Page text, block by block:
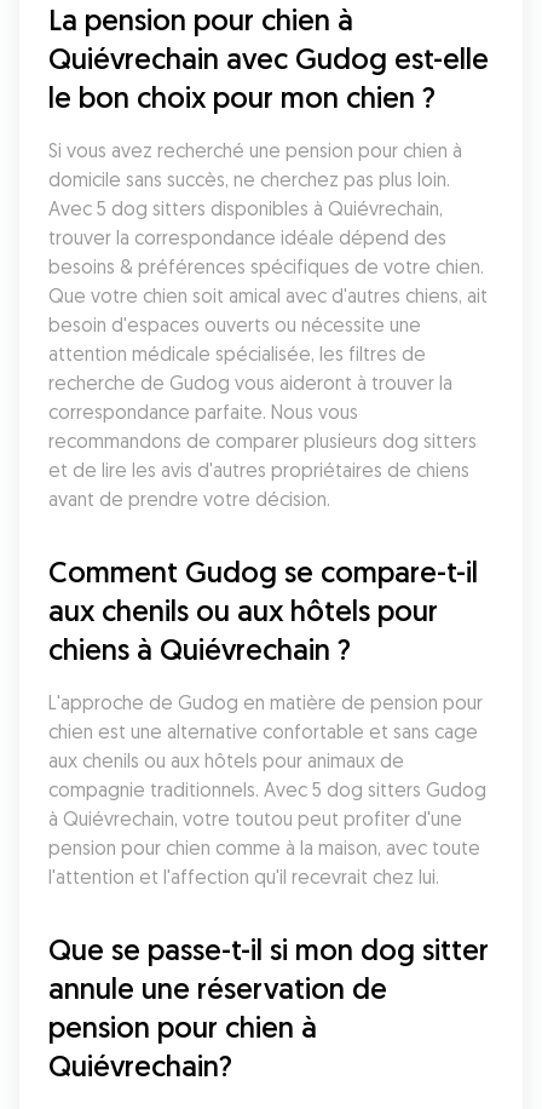
La pension pour chien à
Quiévrechain avec Gudog est-elle
le bon choix pour mon chien ?
Si vous avez recherché une pension pour chien à
domicile sans succès, ne cherchez pas plus loin.
Avec 5 dog sitters disponibles à Quiévrechain,
trouver la correspondance idéale dépend des
besoins & préférences spécifiques de votre chien.
Que votre chien soit amical avec d'autres chiens, ait
besoin d'espaces ouverts ou nécessite une
attention médicale spécialisée, les filtres de
recherche de Gudog vous aideront à trouver la
correspondance parfaite. Nous vous
recommandons de comparer plusieurs dog sitters
et de lire les avis d'autres propriétaires de chiens
avant de prendre votre décision.
Comment Gudog se compare-t-il
aux chenils ou aux hôtels pour
chiens à Quiévrechain ?
L'approche de Gudog en matière de pension pour
chien est une alternative confortable et sans cage
aux chenils ou aux hôtels pour animaux de
compagnie traditionnels. Avec 5 dog sitters Gudog
à Quiévrechain, votre toutou peut profiter d'une
pension pour chien comme à la maison, avec toute
l'attention et l'affection qu'il recevrait chez lui.
Que se passe-t-il si mon dog sitter
annule une réservation de
pension pour chien à
Quiévrechain?